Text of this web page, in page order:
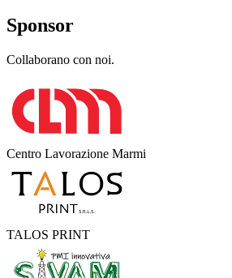
Sponsor
Collaborano con noi.
Centro Lavorazione Marmi
TALOS PRINT